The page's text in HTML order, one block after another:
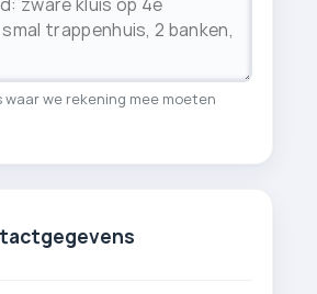
waar we rekening mee moeten